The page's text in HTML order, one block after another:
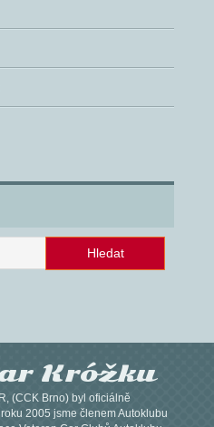
Króžku
(CCK Brno) byl oficiálně
2005 jsme členem Autoklubu